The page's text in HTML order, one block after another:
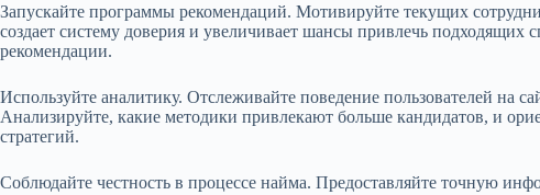
Запускайте программы рекомендаций. Мотивируйте текущих
создает систему доверия и увеличивает шансы привлечь подходящих
рекомендации.
Используйте аналитику. Отслеживайте поведение пользователей на
Анализируйте, какие методики привлекают больше кандидатов, и
стратегий.
Соблюдайте честность в процессе найма. Предоставляйте точную